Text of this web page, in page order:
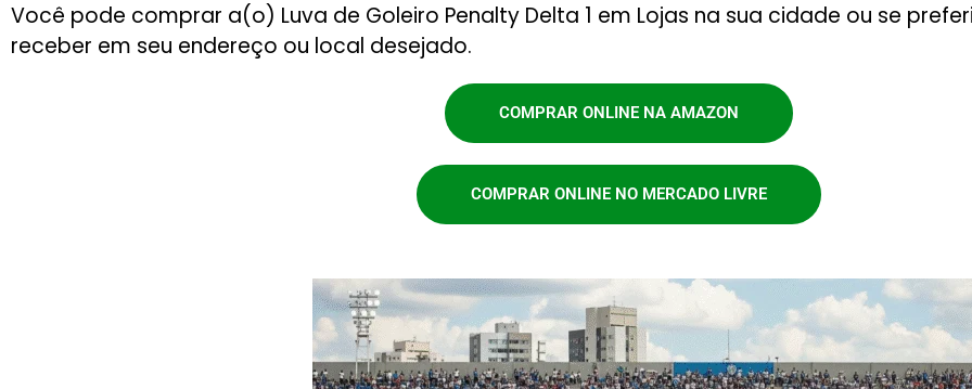
Você pode comprar a(o) Luva de Goleiro Penalty Delta 1 em Lojas na sua cidade ou se
receber em seu endereço ou local desejado.
COMPRAR ONLINE NA AMAZON
COMPRAR ONLINE NO MERCADO LIVRE